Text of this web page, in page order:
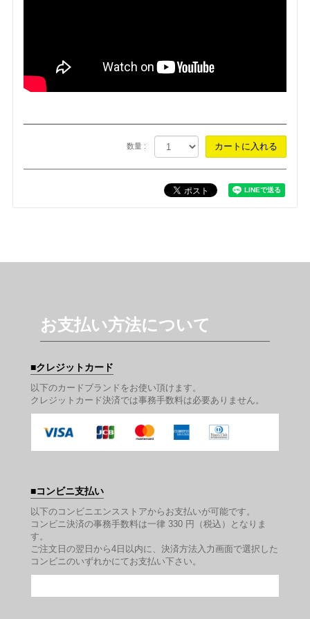
数量 :
お支払い方法について
クレジットカード
以下のカードブランドをお使い頂けます。
クレジットカード決済では事務手数料は必要ありません。
コンビニ支払い
以下のコンビニエンスストアからお支払いが可能です。
コンビニ決済の事務手数料は一律 330 円（税込）となりま
す。
ご注文日の翌日から4日以内に、決済方法入力画面で選択した
コンビニのいずれかにてお支払い下さい。